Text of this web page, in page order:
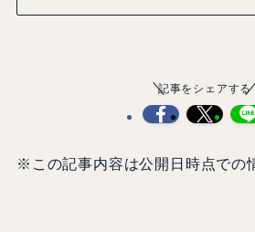
記事をシェアする
※この記事内容は公開日時点での